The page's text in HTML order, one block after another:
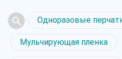
Одноразовые
Мульчирующая пленка